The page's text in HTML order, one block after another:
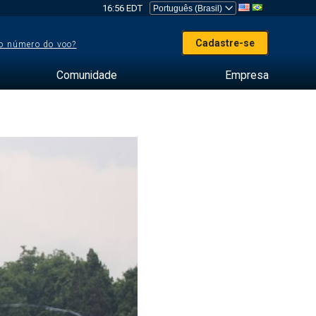
16:56 EDT
número do voo? Cadastre-se
Comunidade Empresa